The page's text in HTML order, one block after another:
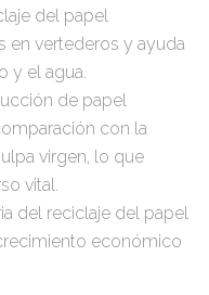
del papel
en vertederos y ayuda
y el agua.
de papel
con la
virgen, lo que
vital.
del reciclaje del papel
económico